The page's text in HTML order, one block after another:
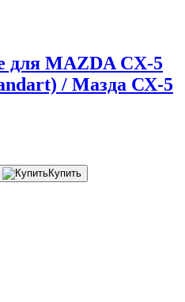
для MAZDA CX-5
/ Мазда СХ-5
Купить